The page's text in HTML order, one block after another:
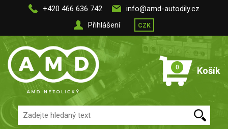
+420 466 636 742
info@amd-autodily.cz
Přihlášení
CZK
0 Košík